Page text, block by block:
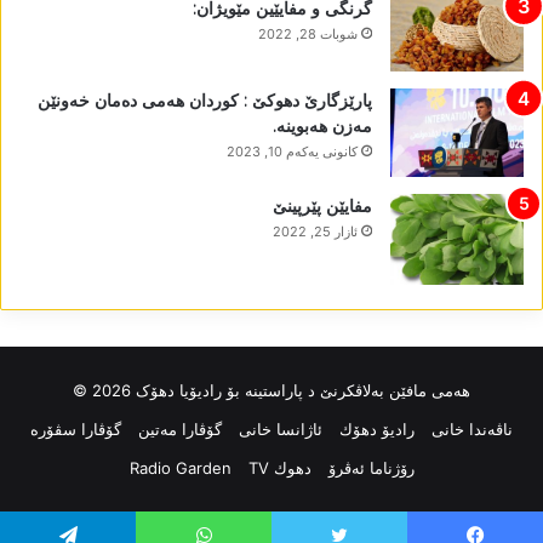
گرنگی و مفایێین مێویژان:
شوبات 28, 2022
پارێزگارێ دھوکێ : کوردان ھەمی دەمان خەونێن
مەزن ھەبوینە.
كانونی یه‌كه‌م 10, 2023
مفایێن پێرپینێ
ئازار 25, 2022
ھەمی مافێن بەلاڤکرنێ د پاراستینە بۆ رادیۆیا دھۆک 2026 ©
ناڤه‌ندا خانی
رادیۆ دهۆك ئاژانسا خانی گۆڤارا مەتین
گۆڤارا سڤۆرە
رۆژناما ئەڤرۆ
دهوك TV Radio Garden